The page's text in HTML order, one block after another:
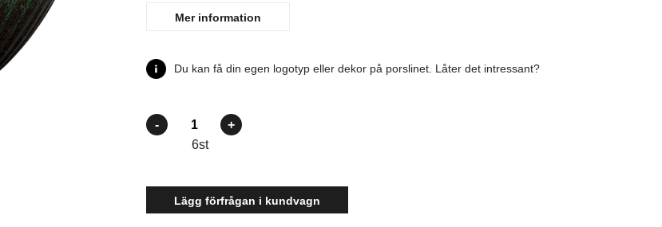
Mer information
Du kan få din egen logotyp eller dekor på porslinet. Låter det intressant?
Antal
6st
Lägg förfrågan i kundvagn